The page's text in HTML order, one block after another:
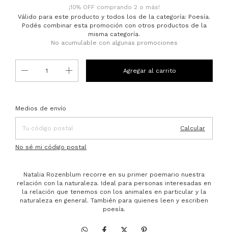
¡10% OFF comprando 2 o más!
Válido para este producto y todos los de la categoría: Poesía.
Podés combinar esta promoción con otros productos de la
misma categoría.
No acumulable con algunas promociones
Entregas para el CP:
Medios de envío
Calcular
No sé mi código postal
Natalia Rozenblum recorre en su primer poemario nuestra
relación con la naturaleza. Ideal para personas interesadas en
la relación que tenemos con los animales en particular y la
naturaleza en general. También para quienes leen y escriben
poesía.